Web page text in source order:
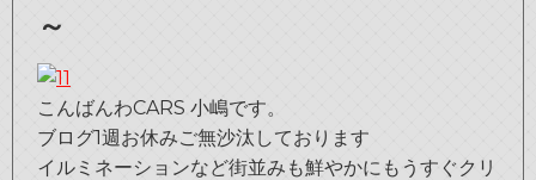
～
こんばんわCARS 小嶋です。
ブログ1週お休みご無沙汰しております
イルミネーションなど街並みも鮮やかにもうすぐクリ